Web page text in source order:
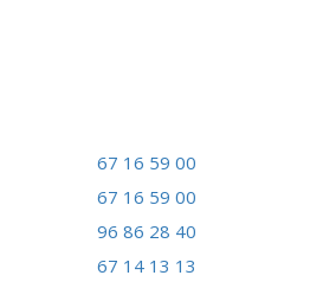
67 16 59 00
67 16 59 00
96 86 28 40
67 14 13 13